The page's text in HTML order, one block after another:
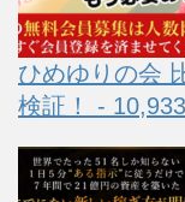
ひめゆりの会
検証！ -